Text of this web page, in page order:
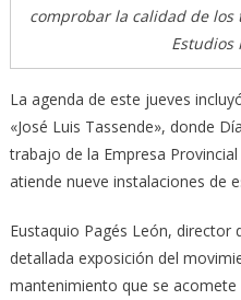
comprobar la calidad de los
Estudios
La agenda de este jueves
«José Luis Tassende», donde
trabajo de la Empresa
atiende nueve instalaciones de
Eustaquio Pagés León, director
detallada exposición del
mantenimiento que se